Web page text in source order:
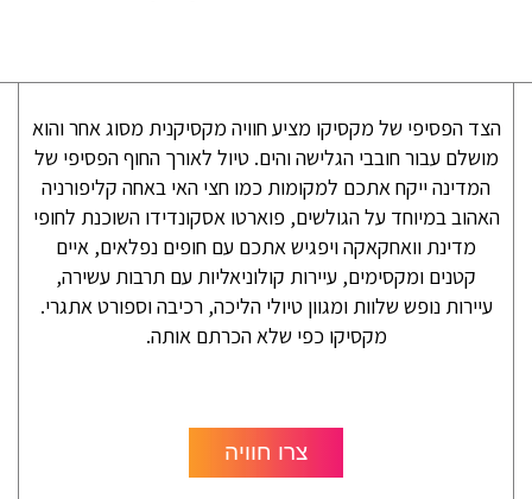
הצד הפסיפי של מקסיקו מציע חוויה מקסיקנית מסוג אחר והוא
מושלם עבור חובבי הגלישה והים. טיול לאורך החוף הפסיפי של
המדינה ייקח אתכם למקומות כמו חצי האי באחה קליפורניה
האהוב במיוחד על הגולשים, פוארטו אסקונדידו השוכנת לחופי
מדינת וואחקאקה ויפגיש אתכם עם חופים נפלאים, איים
קטנים ומקסימים, עיירות קולוניאליות עם תרבות עשירה,
עיירות נופש שלוות ומגוון טיולי הליכה, רכיבה וספורט אתגרי.
מקסיקו כפי שלא הכרתם אותה.
צרו חוויה